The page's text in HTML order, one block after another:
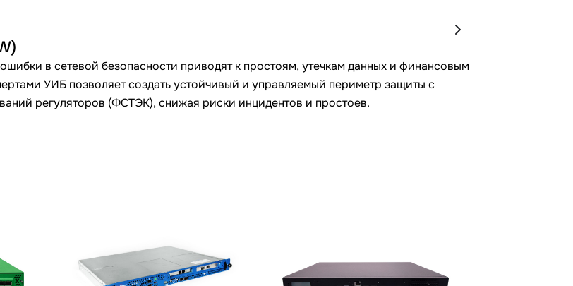
в сетевой безопасности приводят к простоям, утечкам данных и финансовым
УИБ позволяет создать устойчивый и управляемый периметр защиты с
регуляторов (ФСТЭК), снижая риски инцидентов и простоев.